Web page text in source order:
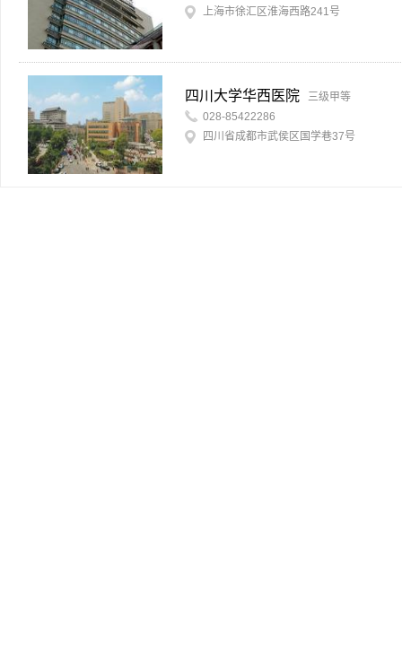
上海市徐汇区淮海西路241号
四川大学华西医院
三级甲等
028-85422286
四川省成都市武侯区国学巷37号